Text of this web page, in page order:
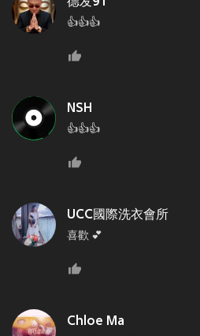
👍👍👍
NSH
👍👍👍
UCC國際洗衣會所
喜歡 💕
Chloe Ma